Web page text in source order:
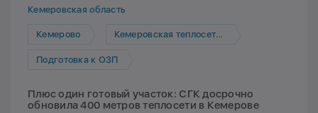
Кемеровская область
Кемерово Кемеровская теплосетевая компания
Подготовка к ОЗП
Плюс один готовый участок: СГК досрочно
обновила 400 метров теплосети в Кемерове